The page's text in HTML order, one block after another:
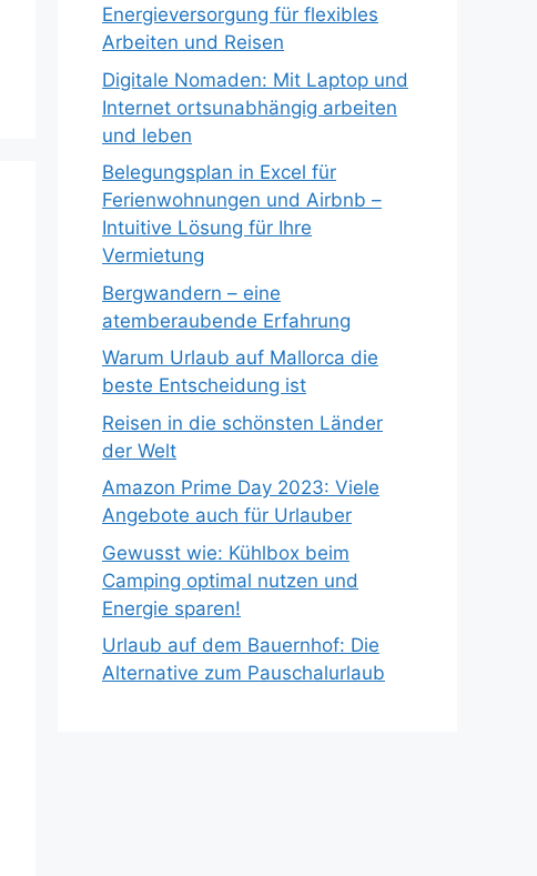
Energieversorgung für flexibles
Arbeiten und Reisen
Digitale Nomaden: Mit Laptop und
Internet ortsunabhängig arbeiten
und leben
Belegungsplan in Excel für
Ferienwohnungen und Airbnb –
Intuitive Lösung für Ihre
Vermietung
Bergwandern – eine
atemberaubende Erfahrung
Warum Urlaub auf Mallorca die
beste Entscheidung ist
Reisen in die schönsten Länder
der Welt
Amazon Prime Day 2023: Viele
Angebote auch für Urlauber
Gewusst wie: Kühlbox beim
Camping optimal nutzen und
Energie sparen!
Urlaub auf dem Bauernhof: Die
Alternative zum Pauschalurlaub